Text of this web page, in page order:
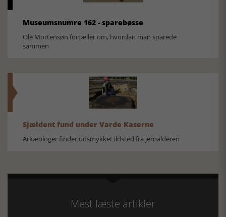
Museumsnumre 162 - sparebøsse
Ole Mortensøn fortæller om, hvordan man sparede
sammen
Sjældent fund under Varde Kaserne
Arkæologer finder udsmykket ildsted fra jernalderen
Mest læste artikler